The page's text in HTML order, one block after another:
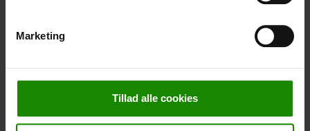
Marketing
Tillad alle cookies
Buchungspreises, mindestens 50,00 DKK.
Bitte beachten Sie, dass optionale Zusatzausrüstung